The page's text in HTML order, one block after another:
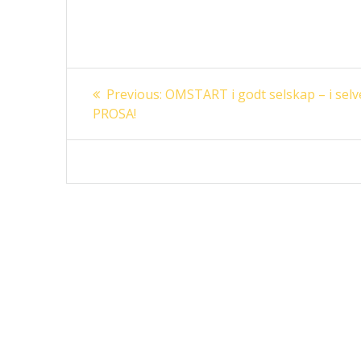
Innleggsnavigasjon
Previous: Previous
OMSTART i godt selskap – i
PROSA!